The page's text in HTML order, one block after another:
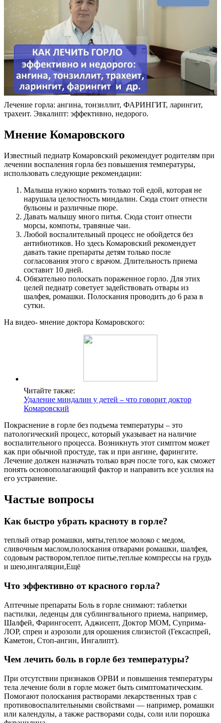
Лечение горла: ангина, тонзиллит, ФАРИНГИТ, ларингит,
трахеит. Эвкалипт: эффективно, недорого.
Мнение Комаровского
Известный педиатр Комаровский рекомендует родителям при
лечении воспаления горла без повышения температуры,
использовать следующие рекомендации:
Малыша нужно кормить только той едой, которая не
нарушала целостность миндалин. Сюда стоит отнести
бульоны и различные пюре.
Давать малышу много питья. Сюда стоит отнести
морсы, компоты, травяные чаи.
Любой воспалительный процесс не обойдется без
антибиотиков. Но здесь Комаровский рекомендует
давать такие препараты детям только после
согласования этого с врачом. Длительность приема
составит 10 дней.
Обязательно полоскать пораженное горло. Для этих
целей педиатр советует задействовать отвары из
шалфея, ромашки. Полоскания проводить до 6 раза в
сутки.
На видео- мнение доктора Комаровского:
Читайте также:
Удаление миндалин у детей – что говорит доктор
Комаровский
Покраснение в горле без подъема температуры – это
патологический процесс, который указывает на наличие
воспалительного процесса. Возникнуть этот симптом может
как при обычной простуде, так и при ангине, фарингите.
Лечение должен назначать только врач после того, как сможет
понять основополагающий фактор и направить все усилия на
его устранение.
Частые вопросы
Как быстро убрать красноту в горле?
теплый отвар ромашки, мяты,теплое молоко с медом,
сливочным маслом,полоскания отварами ромашки, шалфея,
содовым раствором,теплое питье,теплые компрессы на грудь
и шею,ингаляции,Ещё
Что эффективно от красного горла?
Аптечные препараты Боль в горле снимают: таблетки
пастилки, леденцы для сублингвального приема, например,
Шалфей, Фарингосепт, Аджисепт, Доктор МОМ, Суприма-
ЛОР, спреи и аэрозоли для орошения слизистой (Гексаспрей,
Каметон, Стоп-ангин, Ингалипт).
Чем лечить боль в горле без температуры?
При отсутствии признаков ОРВИ и повышения температуры
тела лечение боли в горле может быть симптоматическим.
Помогают полоскания растворами лекарственных трав с
противовоспалительными свойствами — например, ромашки
или календулы, а также растворами соды, соли или порошка